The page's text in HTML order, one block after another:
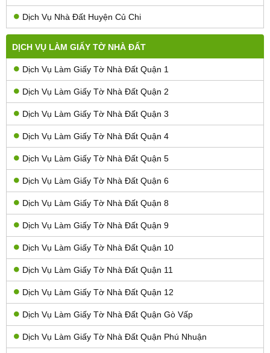
Dịch Vụ Nhà Đất Huyện Củ Chi
DỊCH VỤ LÀM GIẤY TỜ NHÀ ĐẤT
Dịch Vụ Làm Giấy Tờ Nhà Đất Quận 1
Dịch Vụ Làm Giấy Tờ Nhà Đất Quận 2
Dịch Vụ Làm Giấy Tờ Nhà Đất Quận 3
Dịch Vụ Làm Giấy Tờ Nhà Đất Quận 4
Dịch Vụ Làm Giấy Tờ Nhà Đất Quận 5
Dịch Vụ Làm Giấy Tờ Nhà Đất Quận 6
Dịch Vụ Làm Giấy Tờ Nhà Đất Quận 8
Dịch Vụ Làm Giấy Tờ Nhà Đất Quận 9
Dịch Vụ Làm Giấy Tờ Nhà Đất Quận 10
Dịch Vụ Làm Giấy Tờ Nhà Đất Quận 11
Dịch Vụ Làm Giấy Tờ Nhà Đất Quận 12
Dịch Vụ Làm Giấy Tờ Nhà Đất Quận Gò Vấp
Dịch Vụ Làm Giấy Tờ Nhà Đất Quận Phú Nhuận